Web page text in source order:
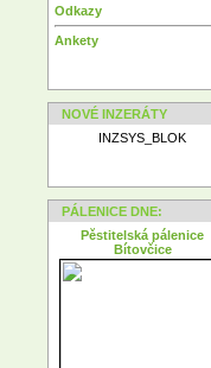
Odkazy
Ankety
NOVÉ INZERÁTY
INZSYS_BLOK
PÁLENICE DNE:
Pěstitelská pálenice
Bítovčice